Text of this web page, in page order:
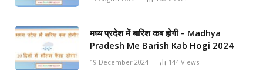
मध्य प्रदेश में बारिश कब होगी – Madhya
Pradesh Me Barish Kab Hogi 2024
19 December 2024 144 Views